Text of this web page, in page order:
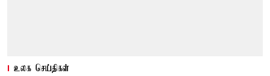
உலக செய்திகள்